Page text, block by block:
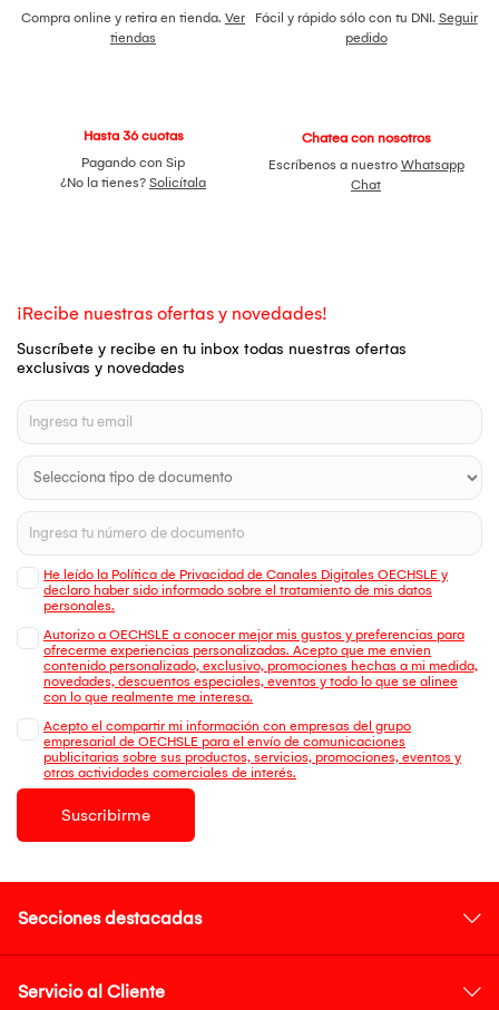
Compra online y retira en tienda. Ver
tiendas
Fácil y rápido sólo con tu DNI. Seguir
pedido
Hasta 36 cuotas
Pagando con Sip
¿No la tienes? Solicítala
Chatea con nosotros
Escríbenos a nuestro Whatsapp
Chat
¡Recibe nuestras ofertas y novedades!
Suscríbete y recibe en tu inbox todas nuestras ofertas
exclusivas y novedades
He leído la Política de Privacidad de Canales Digitales OECHSLE y
declaro haber sido informado sobre el tratamiento de mis datos
personales.
Autorizo a OECHSLE a conocer mejor mis gustos y preferencias para
ofrecerme experiencias personalizadas. Acepto que me envien
contenido personalizado, exclusivo, promociones hechas a mi medida,
novedades, descuentos especiales, eventos y todo lo que se alinee
con lo que realmente me interesa.
Acepto el compartir mi información con empresas del grupo
empresarial de OECHSLE para el envío de comunicaciones
publicitarias sobre sus productos, servicios, promociones, eventos y
otras actividades comerciales de interés.
Suscribirme
Secciones destacadas
Servicio al Cliente